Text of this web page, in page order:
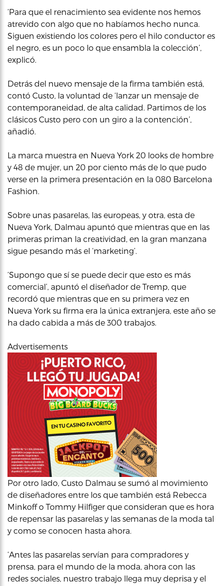
‘Para que el renacimiento sea evidente nos hemos
atrevido con algo que no habíamos hecho nunca.
Siguen existiendo los colores pero el hilo conductor es
el negro, es un poco lo que ensambla la colección’,
explicó.
Detrás del nuevo mensaje de la firma también está,
contó Custo, la voluntad de ‘lanzar un mensaje de
contemporaneidad, de alta calidad. Partimos de los
clásicos Custo pero con un giro a la contención’,
añadió.
La marca muestra en Nueva York 20 looks de hombre
y 48 de mujer, un 20 por ciento más de lo que pudo
verse en la primera presentación en la 080 Barcelona
Fashion.
Sobre unas pasarelas, las europeas, y otra, esta de
Nueva York, Dalmau apuntó que mientras que en las
primeras priman la creatividad, en la gran manzana
sigue pesando más el ‘marketing’.
‘Supongo que sí se puede decir que esto es más
comercial’, apuntó el diseñador de Tremp, que
recordó que mientras que en su primera vez en
Nueva York su firma era la única extranjera, este año se
ha dado cabida a más de 300 trabajos.
Advertisements
Por otro lado, Custo Dalmau se sumó al movimiento
de diseñadores entre los que también está Rebecca
Minkoff o Tommy Hilfiger que consideran que es hora
de repensar las pasarelas y las semanas de la moda tal
y como se conocen hasta ahora.
‘Antes las pasarelas servían para compradores y
prensa, para el mundo de la moda, ahora con las
redes sociales, nuestro trabajo llega muy deprisa y el